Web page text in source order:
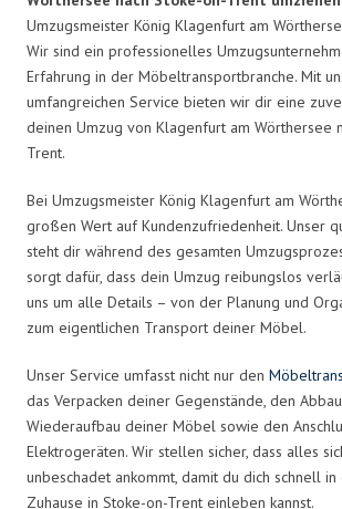
Umzugsmeister König Klagenfurt am
Wir sind ein professionelles
Erfahrung in der Möbeltransportbranche. Mit
umfangreichen Service bieten wir dir eine
deinen Umzug von Klagenfurt am Wörthersee
Trent.
Bei Umzugsmeister König Klagenfurt am
großen Wert auf Kundenzufriedenheit. Unser
steht dir während des gesamten
sorgt dafür, dass dein Umzug reibungslos
uns um alle Details – von der Planung und
zum eigentlichen Transport deiner Möbel.
Unser Service umfasst nicht nur den
das Verpacken deiner Gegenstände, den
Wiederaufbau deiner Möbel sowie den
Elektrogeräten. Wir stellen sicher, dass alles
unbeschadet ankommt, damit du dich schnell
Zuhause in Stoke-on-Trent einleben kannst.